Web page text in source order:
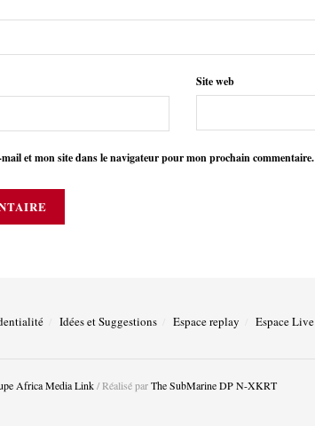
Site web
et mon site dans le navigateur pour mon prochain commentaire.
Idées et Suggestions Espace replay Espace Live
Africa Media Link/ Réalisé parThe SubMarine DP N-XKRT